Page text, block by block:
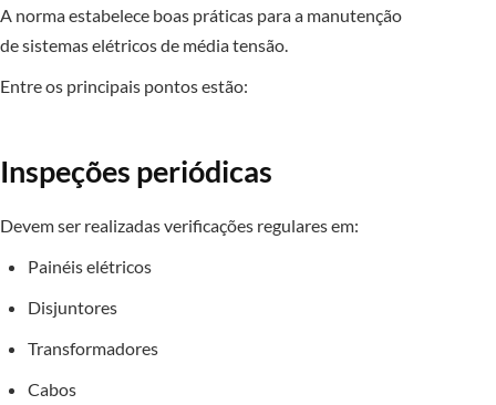
A norma estabelece boas práticas para a manutenção
de sistemas elétricos de média tensão.
Entre os principais pontos estão:
Inspeções periódicas
Devem ser realizadas verificações regulares em:
Painéis elétricos
Disjuntores
Transformadores
Cabos